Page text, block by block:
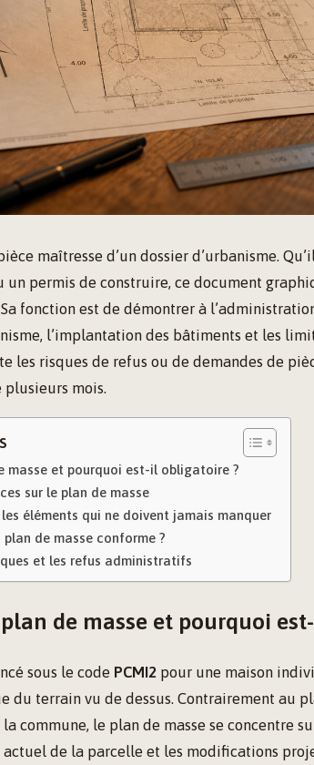
maîtresse d’un dossier d’urbanisme.
permis de construire, ce document
fonction est de démontrer à
l’implantation des bâtiments et les
les risques de refus ou de demandes de
plusieurs mois.
masse et pourquoi est-il obligatoire ?
sur le plan de masse
éléments qui ne doivent jamais manquer
de masse conforme ?
et les refus administratifs
plan de masse et pourquoi
sous le code PCMI2 pour une maison
du terrain vu de dessus. Contrairement au
commune, le plan de masse se concentre
de la parcelle et les modifications